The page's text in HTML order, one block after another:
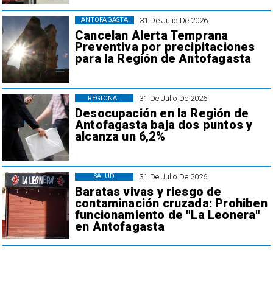
31 De Julio De 2026
Cancelan Alerta Temprana
Preventiva por precipitaciones
para la Región de Antofagasta
ANTOFAGASTA
31 De Julio De 2026
Desocupación en la Región de
Antofagasta baja dos puntos y
alcanza un 6,2%
REGIONAL
31 De Julio De 2026
Baratas vivas y riesgo de
contaminación cruzada: Prohiben
funcionamiento de "La Leonera"
en Antofagasta
SALUD